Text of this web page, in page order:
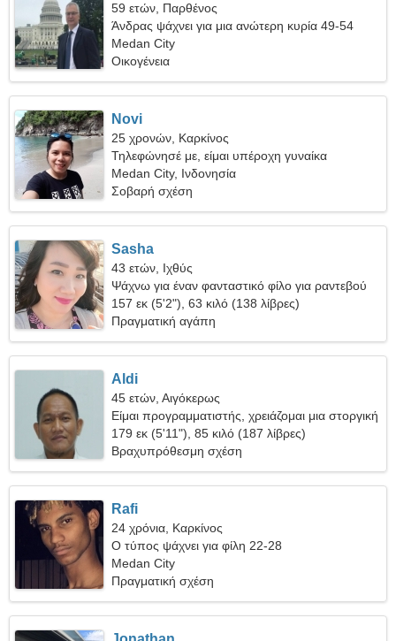
59 ετών, Παρθένος
Άνδρας ψάχνει για μια ανώτερη κυρία 49-54
Medan City
Οικογένεια
Novi
25 χρονών, Καρκίνος
Τηλεφώνησέ με, είμαι υπέροχη γυναίκα
Medan City, Ινδονησία
Σοβαρή σχέση
Sasha
43 ετών, Ιχθύς
Ψάχνω για έναν φανταστικό φίλο για ραντεβού
157 εκ (5'2"), 63 κιλό (138 λίβρες)
Πραγματική αγάπη
Aldi
45 ετών, Αιγόκερως
Είμαι προγραμματιστής, χρειάζομαι μια στοργική
γυναίκα
179 εκ (5'11"), 85 κιλό (187 λίβρες)
Βραχυπρόθεσμη σχέση
Rafi
24 χρόνια, Καρκίνος
Ο τύπος ψάχνει για φίλη 22-28
Medan City
Πραγματική σχέση